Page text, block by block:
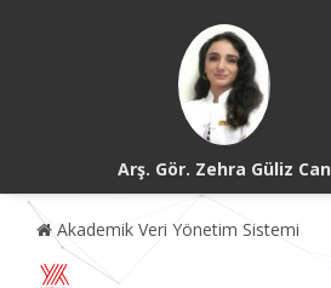
Arş. Gör. Zehra Güliz Can
Akademik Veri Yönetim Sistemi